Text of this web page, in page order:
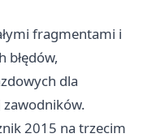
fragmentami i
dla
2015 na trzecim